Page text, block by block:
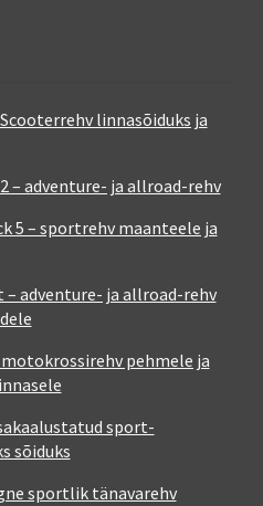
linnasõiduks ja
– adventure- ja allroad-rehv
5 – sportrehv maanteele ja
adventure- ja allroad-rehv
motokrossirehv pehmele ja
sport-
sõiduks
sportlik tänavarehv